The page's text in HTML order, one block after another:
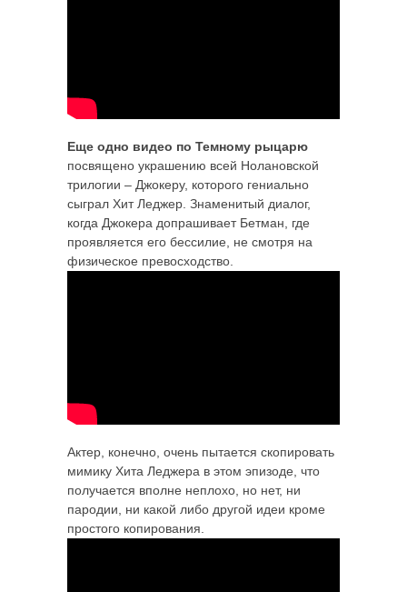
Еще одно видео по Темному рыцарю
посвящено украшению всей Нолановской
трилогии – Джокеру, которого гениально
сыграл Хит Леджер. Знаменитый диалог,
когда Джокера допрашивает Бетман, где
проявляется его бессилие, не смотря на
физическое превосходство.
Актер, конечно, очень пытается скопировать
мимику Хита Леджера в этом эпизоде, что
получается вполне неплохо, но нет, ни
пародии, ни какой либо другой идеи кроме
простого копирования.